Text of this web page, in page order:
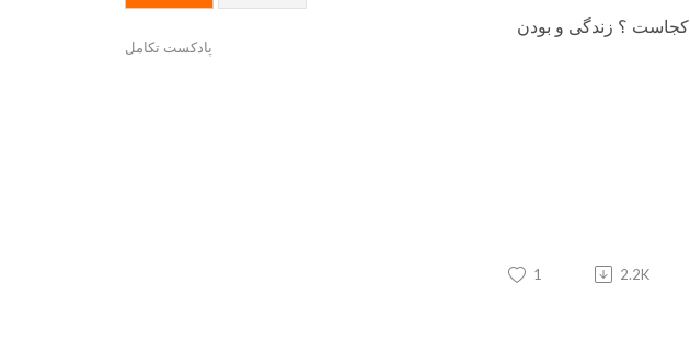
پادکست تکامل
کجاست ؟ زندگی و بودن
1 2.2K